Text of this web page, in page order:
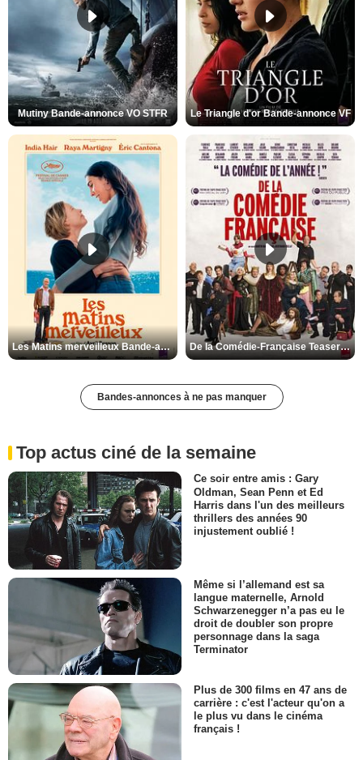
Mutiny Bande-annonce VO STFR Le Triangle d'or Bande-annonce VF
Les Matins merveilleux Bande-annonce VF De la Comédie-Française Teaser VF
Bandes-annonces à ne pas manquer
Top actus ciné de la semaine
Ce soir entre amis : Gary
Oldman, Sean Penn et Ed
Harris dans l'un des meilleurs
thrillers des années 90
injustement oublié !
Même si l’allemand est sa
langue maternelle, Arnold
Schwarzenegger n’a pas eu le
droit de doubler son propre
personnage dans la saga
Terminator
Plus de 300 films en 47 ans de
carrière : c'est l'acteur qu'on a
le plus vu dans le cinéma
français !